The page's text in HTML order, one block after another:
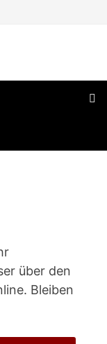
über den
Bleiben